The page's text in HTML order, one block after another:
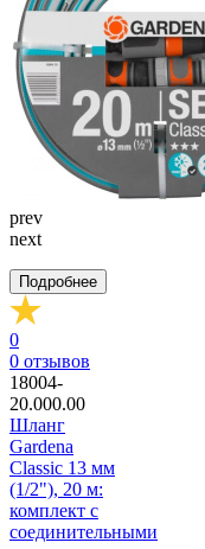
prev
next
Подробнее
0
0 отзывов
18004-
20.000.00
Шланг
Gardena
Classic 13 мм
(1/2"), 20 м:
комплект с
соединительными